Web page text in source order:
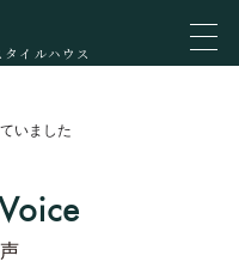
イルハウス
いました